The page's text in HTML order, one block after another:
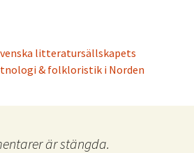
litteratursällskapets
& folkloristik i Norden
är stängda.